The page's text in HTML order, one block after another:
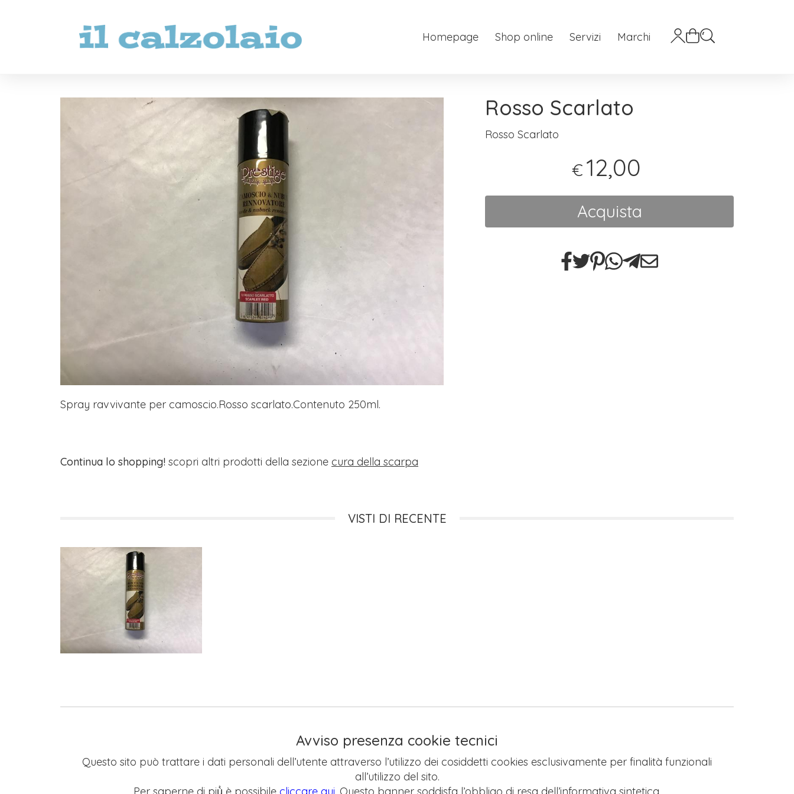
Homepage Shop online Servizi Marchi
Spray ravvivante per camoscio.Rosso scarlato.Contenuto 250ml.
Rosso Scarlato
Rosso Scarlato
€ 12,00
Acquista
Continua lo shopping! scopri altri prodotti della sezione cura della scarpa
VISTI DI RECENTE
Avviso presenza cookie tecnici
Questo sito può trattare i dati personali dell’utente attraverso l’utilizzo dei cosiddetti cookies esclusivamente per finalità funzionali
all’utilizzo del sito.
Per saperne di più̀ è possibile cliccare qui . Questo banner soddisfa l’obbligo di resa dell’informativa sintetica.